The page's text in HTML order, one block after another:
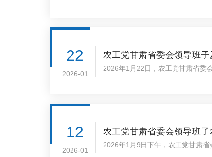
22
2026-01
农工党甘肃省委会领导班
2026年1月22日，农工党甘肃省委
12
2026-01
农工党甘肃省委会领导班
2026年1月9日下午，农工党甘肃省